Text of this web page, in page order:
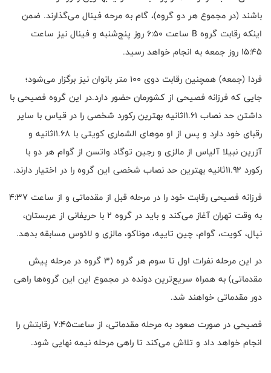
باشند (در مجموع هر دو گروه)، گام به مرحه فینال می‌گذارند. ضمن
اینکه رقابت گروه B ساعت ۶:۵۰ روز پنج‌شنبه و فینال نیز ساعت
۱۵:۴۵ روز جمعه به انجام خواهد رسید.
فردا (جمعه) همچنین رقابت دوی ۱۰۰ متر بانوان نیز برگزار می‌شود؛
جایی که فرزانه فصیحی از کشورمان حضور دارد.در این گروه فصیحی با
داشتن حد نصاب ۱۱.۶۱ثانیه بهترین رکورد شخصی را در قیاس با سایر
رقبای خود دارد و پس از او موهای الشماری کویتی با ۱۱.۶۸ثانیه و
آزرین نبیلا آلیاس از مالزی و رجین توگاد واتسن از گوام هر دو با
رکورد ۱۱.۹۲ثانیه بهترین حد نصاب شخصی این گروه را در اختیار دارند.
فرزانه فصیحی رقابت خود را در مرحله قبل از مقدماتی و از ساعت ۴:۳۷
به وقت تهران آغاز می‌کند و باید در گروه ۲ با حریفانی از عربستان،
نپال، کویت، گوام، چین تایپه، موناکو، مالزی و لائوس مسابقه بدهد.
در این مرحله نفرات اول تا سوم هر گروه (۳ گروه در مرحله پیش
مقدماتی) به همراه سریع‌ترین دونده در مجموع این این گروه‌ها راهی
دور مقدماتی خواهند شد.
فصیحی در صورت صعود به مرحله مقدماتی، از ساعت۷:۴۵ رقابتش را
انجام خواهد داد و تلاش می‌کند تا راهی مرحله نیمه نهایی شود.